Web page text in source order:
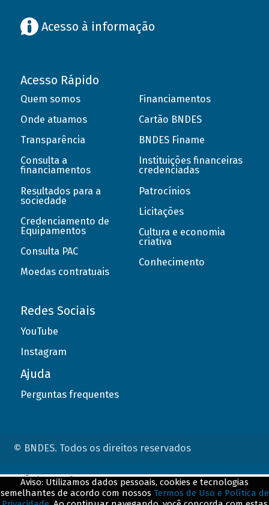
Acesso à informação
Acesso Rápido
Quem somos
Onde atuamos
Transparência
Consulta a
financiamentos
Resultados para a
sociedade
Credenciamento de
Equipamentos
Consulta PAC
Moedas contratuais
Financiamentos
Cartão BNDES
BNDES Finame
Instituições financeiras
credenciadas
Patrocínios
Licitações
Cultura e economia
criativa
Conhecimento
Redes Sociais
YouTube
Instagram
Ajuda
Perguntas frequentes
© BNDES. Todos os direitos reservados
Aviso: Utilizamos dados pessoais, cookies e tecnologias
semelhantes de acordo com nossos Termos de Uso e Política de
ConteÃºdo complementar
${title}${badge}